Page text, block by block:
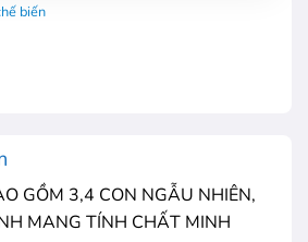
biến
GỒM 3,4 CON NGẪU NHIÊN,
MANG TÍNH CHẤT MINH